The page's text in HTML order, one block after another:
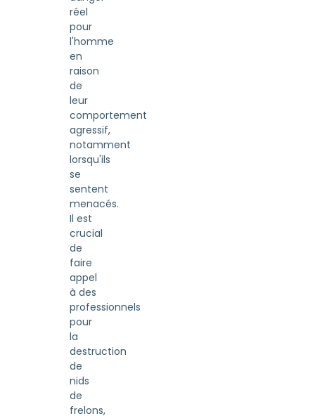
réel
pour
l'homme
en
raison
de
leur
comportement
agressif,
notamment
lorsqu'ils
se
sentent
menacés.
Il est
crucial
de
faire
appel
à des
professionnels
pour
la
destruction
de
nids
de
frelons,